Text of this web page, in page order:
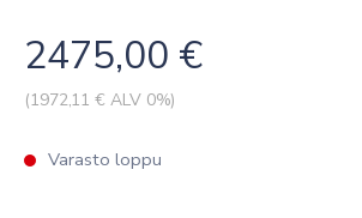
2475,00 €
(1972,11 € ALV 0%)
Varasto loppu